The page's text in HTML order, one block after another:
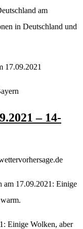
am
in Deutschland und
17.09.2021
– 14-
17.09.2021: Einige
Einige Wolken, aber